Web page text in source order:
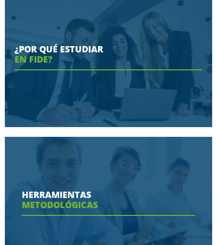
¿POR QUÉ ESTUDIAR
EN FIDE?
Conoce aquí las razones porque nos eligen
Ver más
HERRAMIENTAS
METODOLÓGICAS